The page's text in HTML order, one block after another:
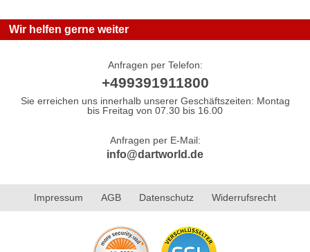
Wir helfen gerne weiter
Anfragen per Telefon:
+499391911800
Sie erreichen uns innerhalb unserer Geschäftszeiten: Montag
bis Freitag von 07.30 bis 16.00
Anfragen per E-Mail:
info@dartworld.de
Impressum AGB Datenschutz Widerrufsrecht